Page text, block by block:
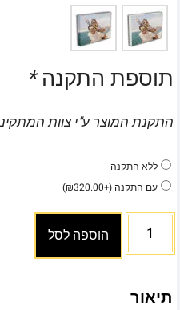
תוספת התקנה*
התקנת המוצר ע"י צוות
ללא התקנה
עם התקנה(+
₪320.00
)
הוספה לסל
תיאור